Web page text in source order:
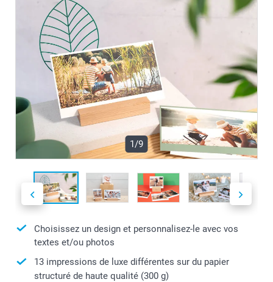
1/9
Choisissez un design et personnalisez-le avec vos
textes et/ou photos
13 impressions de luxe différentes sur du papier
structuré de haute qualité (300 g)